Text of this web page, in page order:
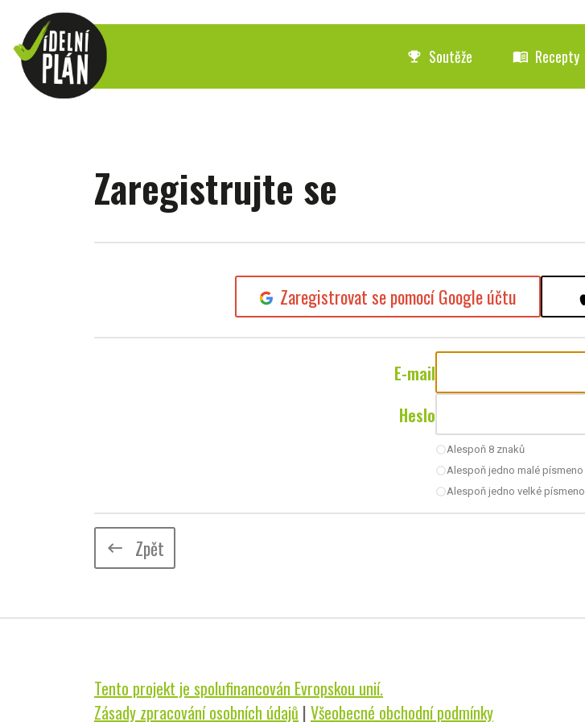
emoji_events Soutěže menu_book Recepty
Zaregistrujte se
Zaregistrovat se pomocí Google účtu
E-mail
Heslo
radio_button_uncheckedAlespoň 8 znaků
radio_button_uncheckedAlespoň jedno malé písmeno
radio_button_uncheckedAlespoň jedno velké písmeno
keyboard_backspace Zpět
Tento projekt je spolufinancován Evropskou unií.
Zásady zpracování osobních údajů | Všeobecné obchodní podmínky